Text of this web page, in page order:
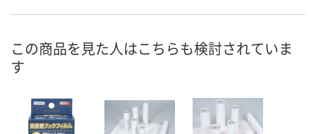
8月27日（木）まで
カゴへ
この商品を見た人はこちらも検討されていま
す